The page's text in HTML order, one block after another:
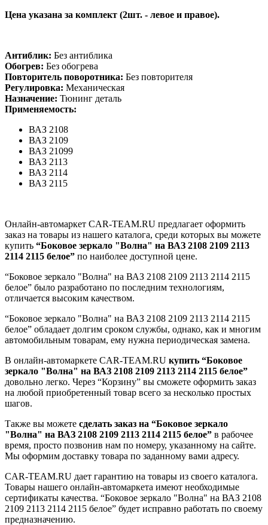
Цена указана за комплект (2шт. - левое и правое).
Антиблик: Без антиблика
Обогрев: Без обогрева
Повторитель поворотника: Без повторителя
Регулировка: Механическая
Назначение: Тюнинг деталь
Применяемость:
ВАЗ 2108
ВАЗ 2109
ВАЗ 21099
ВАЗ 2113
ВАЗ 2114
ВАЗ 2115
Онлайн-автомаркет CAR-TEAM.RU предлагает оформить
заказ на товары из нашего каталога, среди которых вы можете
купить “Боковое зеркало "Волна" на ВАЗ 2108 2109 2113
2114 2115 белое” по наиболее доступной цене.
“Боковое зеркало "Волна" на ВАЗ 2108 2109 2113 2114 2115
белое” было разработано по последним технологиям,
отличается высоким качеством.
“Боковое зеркало "Волна" на ВАЗ 2108 2109 2113 2114 2115
белое” обладает долгим сроком службы, однако, как и многим
автомобильным товарам, ему нужна периодическая замена.
В онлайн-автомаркете CAR-TEAM.RU купить “Боковое
зеркало "Волна" на ВАЗ 2108 2109 2113 2114 2115 белое”
довольно легко. Через “Корзину” вы сможете оформить заказ
на любой приобретенный товар всего за несколько простых
шагов.
Также вы можете сделать заказ на “Боковое зеркало
"Волна" на ВАЗ 2108 2109 2113 2114 2115 белое” в рабочее
время, просто позвонив нам по номеру, указанному на сайте.
Мы оформим доставку товара по заданному вами адресу.
CAR-TEAM.RU дает гарантию на товары из своего каталога.
Товары нашего онлайн-автомаркета имеют необходимые
сертификаты качества. “Боковое зеркало "Волна" на ВАЗ 2108
2109 2113 2114 2115 белое” будет исправно работать по своему
предназначению.